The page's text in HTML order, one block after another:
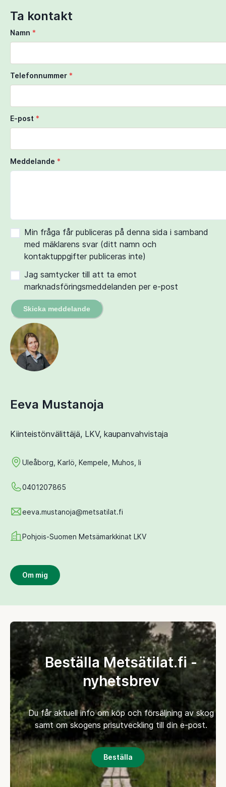
Ta kontakt
Namn *
Telefonnummer *
E-post *
Meddelande *
Min fråga får publiceras på denna sida i samband
med mäklarens svar (ditt namn och
kontaktuppgifter publiceras inte)
Jag samtycker till att ta emot
marknadsföringsmeddelanden per e-post
Skicka meddelande
Eeva Mustanoja
Kiinteistönvälittäjä, LKV, kaupanvahvistaja
Uleåborg, Karlö, Kempele, Muhos, Ii
0401207865
eeva.mustanoja@metsatilat.fi
Pohjois-Suomen Metsämarkkinat LKV
Om mig
Beställa Metsätilat.fi -
nyhetsbrev
Du får aktuell info om köp och försäljning av skog
samt om skogens prisutveckling till din e-post.
Beställa